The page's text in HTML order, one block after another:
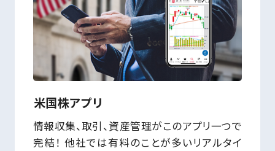
米国株アプリ
情報収集、取引、資産管理がこのアプリ一つで
完結！ 他社では有料のことが多いリアルタイ